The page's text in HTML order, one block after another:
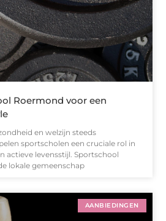
Roermond voor een
en welzijn steeds
sportscholen een cruciale rol in
actieve levensstijl. Sportschool
lokale gemeenschap
AANBIEDINGEN